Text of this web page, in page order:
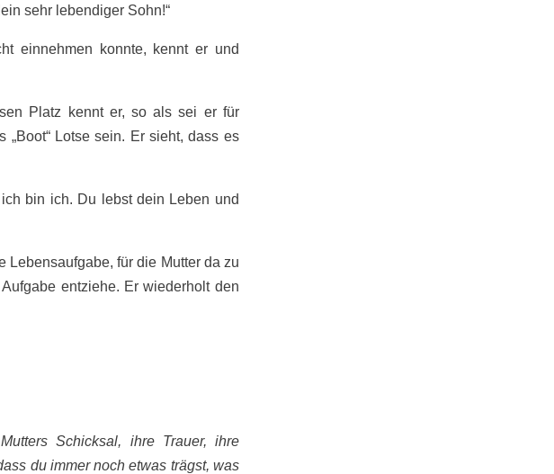
sehr lebendiger Sohn!“
einnehmen konnte, kennt er und
Platz kennt er, so als sei er für
„Boot“ Lotse sein. Er sieht, dass es
bin ich. Du lebst dein Leben und
Lebensaufgabe, für die Mutter da zu
entziehe. Er wiederholt den
Schicksal, ihre Trauer, ihre
du immer noch etwas trägst, was